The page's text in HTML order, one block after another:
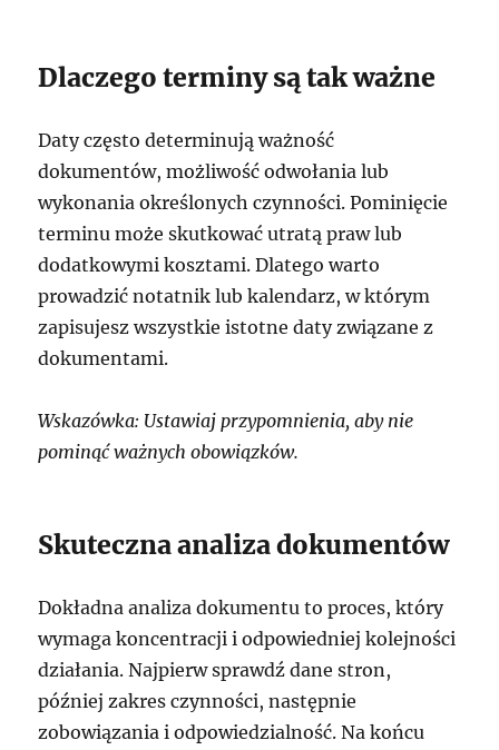
Dlaczego terminy są tak ważne
Daty często determinują ważność
dokumentów, możliwość odwołania lub
wykonania określonych czynności. Pominięcie
terminu może skutkować utratą praw lub
dodatkowymi kosztami. Dlatego warto
prowadzić notatnik lub kalendarz, w którym
zapisujesz wszystkie istotne daty związane z
dokumentami.
Wskazówka: Ustawiaj przypomnienia, aby nie
pominąć ważnych obowiązków.
Skuteczna analiza dokumentów
Dokładna analiza dokumentu to proces, który
wymaga koncentracji i odpowiedniej kolejności
działania. Najpierw sprawdź dane stron,
później zakres czynności, następnie
zobowiązania i odpowiedzialność. Na końcu